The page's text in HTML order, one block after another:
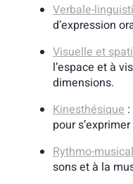
Verbale-
d’expression
Visuelle et
l’espace et à
dimensions.
Kinesthésique
pour
Rythmo-
sons et à la